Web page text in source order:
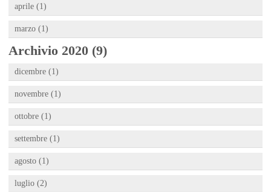
aprile (1)
marzo (1)
Archivio 2020 (9)
dicembre (1)
novembre (1)
ottobre (1)
settembre (1)
agosto (1)
luglio (2)